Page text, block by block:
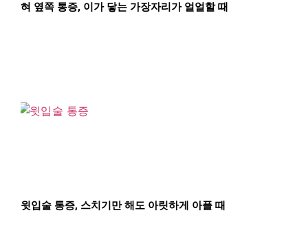
혀 옆쪽 통증, 이가 닿는 가장자리가 얼얼할 때
윗입술 통증, 스치기만 해도 아릿하게 아플 때